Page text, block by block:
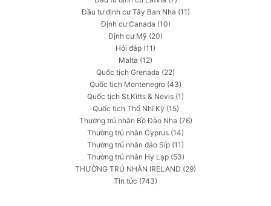
Đầu tư định cư Tây Ban Nha (11)
Định cư Canada (10)
Định cư Mỹ (20)
Hỏi đáp (11)
Malta (12)
Quốc tịch Grenada (22)
Quốc tịch Montenegro (43)
Quốc tịch St.Kitts & Nevis (1)
Quốc tịch Thổ Nhĩ Kỳ (15)
Thường trú nhân Bồ Đào Nha (76)
Thường trú nhân Cyprus (14)
Thường trú nhân đảo Síp (11)
Thường trú nhân Hy Lạp(53)
THƯỜNG TRÚ NHÂN IRELAND (29)
Tin tức (743)